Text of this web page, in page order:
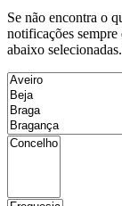
Se não encontra o
notificações
abaixo selecionadas.